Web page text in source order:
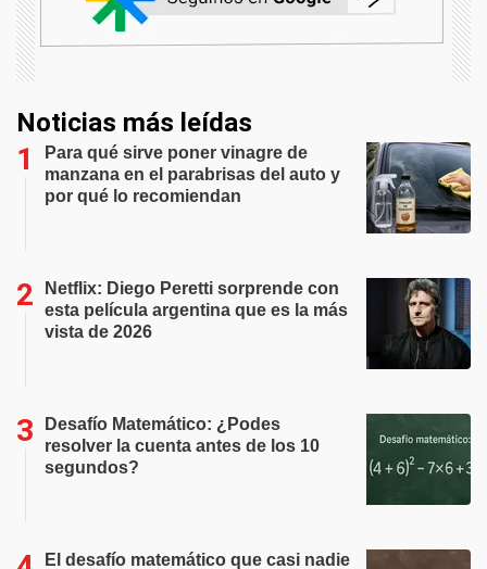
Noticias más leídas
Para qué sirve poner vinagre de
manzana en el parabrisas del auto y
por qué lo recomiendan
Netflix: Diego Peretti sorprende con
esta película argentina que es la más
vista de 2026
Desafío Matemático: ¿Podes
resolver la cuenta antes de los 10
segundos?
El desafío matemático que casi nadie